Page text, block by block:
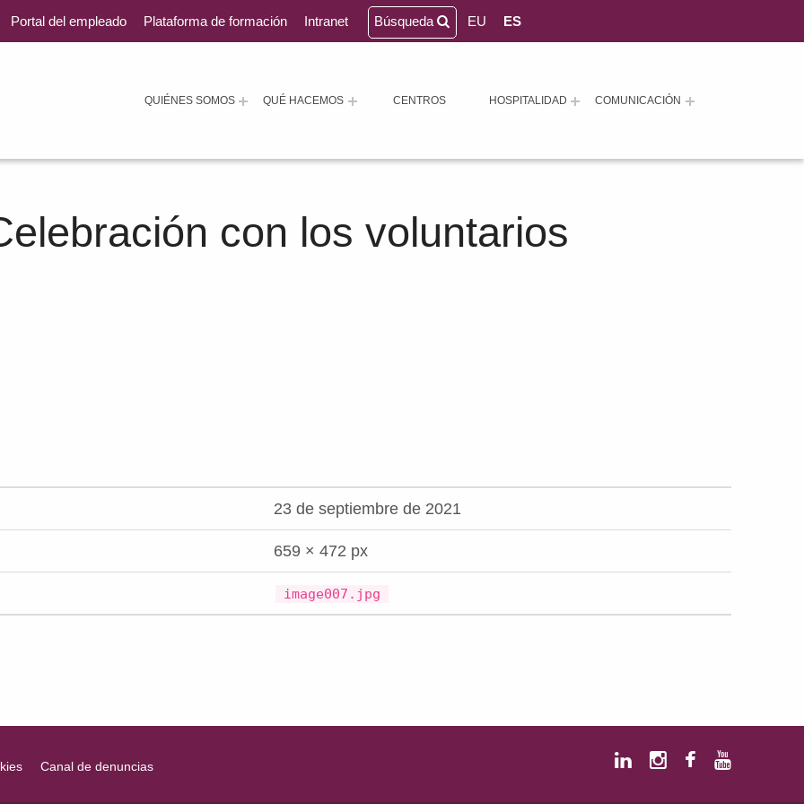
QUIÉNES SOMOS QUÉ HACEMOS CENTROS HOSPITALIDAD COMUNICACIÓN
Portal del empleado Plataforma de formación Intranet Búsqueda EU ES
con los voluntarios
23 de septiembre de 2021
659 × 472 px
image007.jpg
Canal de denuncias